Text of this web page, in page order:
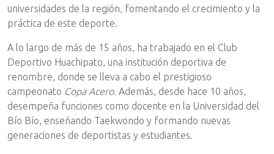
universidades de la región, fomentando el crecimiento y la
práctica de este deporte.
A lo largo de más de 15 años, ha trabajado en el Club
Deportivo Huachipato, una institución deportiva de
renombre, donde se lleva a cabo el prestigioso
campeonato Copa Acero. Además, desde hace 10 años,
desempeña funciones como docente en la Universidad del
Bío Bío, enseñando Taekwondo y formando nuevas
generaciones de deportistas y estudiantes.